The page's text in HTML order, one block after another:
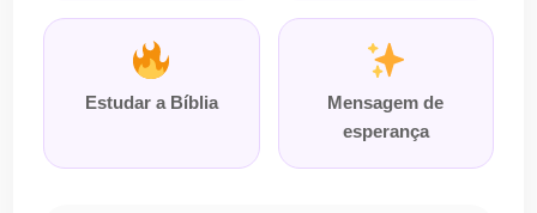
Estudar a Bíblia
Mensagem de
esperança